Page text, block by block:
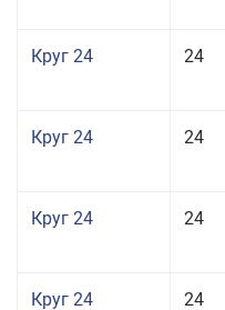
Круг 24 24
Круг 24 24
Круг 24 24
Круг 24 24